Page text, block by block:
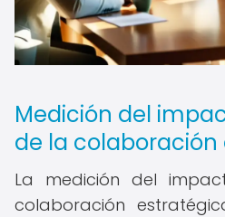
Medición del
de la
La medición del
colaboración